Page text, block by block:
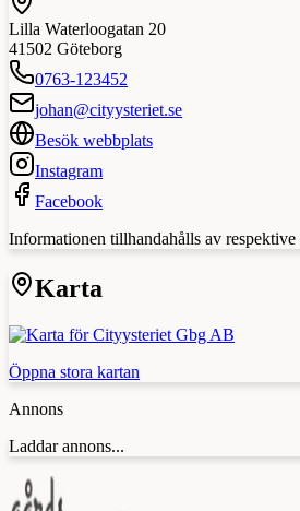
Lilla Waterloogatan 20
41502 Göteborg
0763-123452
johan@cityysteriet.se
Besök webbplats
Instagram
Facebook
Informationen tillhandahålls av
Karta
Öppna stora kartan
Annons
Laddar annons...